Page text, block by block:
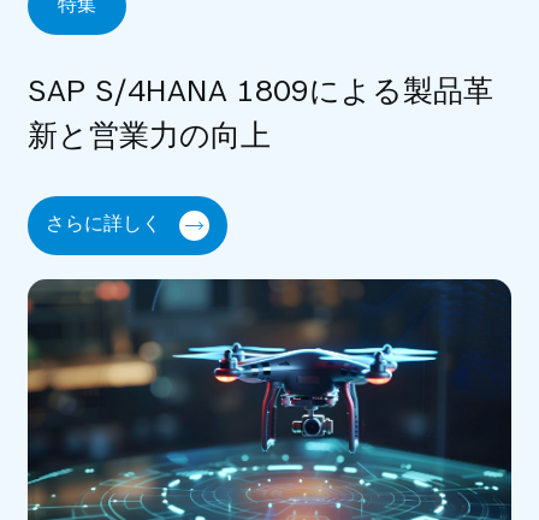
特集
SAP S/4HANA 1809による製品革
新と営業力の向上
さらに詳しく